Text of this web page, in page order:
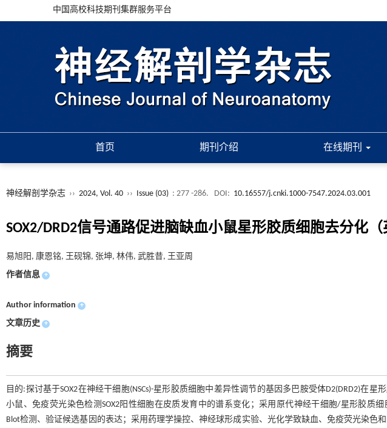
中国高校科技期刊集群服务平台
首页 期刊介绍 在线期刊
神经解剖学杂志 ›› 2024, Vol. 40 ›› Issue (03) : 277 -286. DOI: 10.16557/j.cnki.1000-7547.2024.03.001
SOX2/DRD2信号通路促进脑缺血小鼠星形胶质细胞去分化（
易旭阳, 康恩铭, 王砚锦, 张坤, 林伟, 武胜昔, 王亚周
作者信息 +
Author information +
文章历史 +
摘要
目的:探讨基于SOX2在神经干细胞(NSCs)-星形胶质细胞中差异性调节的基因多巴胺受体D2(DRD2)在星
小鼠、免疫荧光染色检测SOX2阳性细胞在皮质发育中的谱系变化；采用原代神经干细胞/星形胶质细
Blot检测、验证候选基因的表达；采用药理学操控、神经球形成实验、光化学致缺血、免疫荧光染色